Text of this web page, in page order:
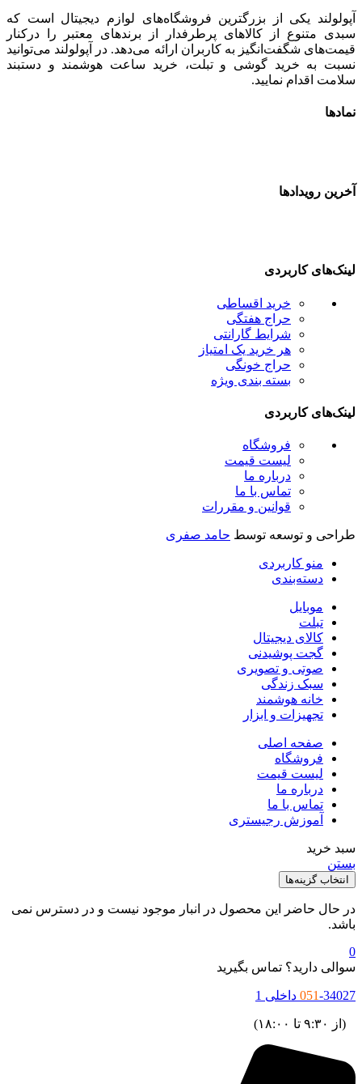
آپولولند یکی از بزرگترین فروشگاه‌های لوازم دیجیتال است که
سبدی متنوع از کالاهای پرطرفدار از برندهای معتبر را درکنار
قیمت‌های شگفت‌انگیز به کاربران ارائه می‌دهد. در آپولولند می‌توانید
نسبت به خرید گوشی و تبلت، خرید ساعت هوشمند و دستبند
سلامت اقدام نمایید.
نمادها
آخرین رویدادها
لینک‌های کاربردی
خرید اقساطی
حراج هفتگی
شرایط گارانتی
هر خرید یک امتیاز
حراج خونگی
بسته بندی ویژه
لینک‌های کاربردی
فروشگاه
لیست قیمت
درباره ما
تماس با ما
قوانین و مقررات
طراحی و توسعه توسط حامد صفری
منو کاربردی
دسته‌بندی
موبایل
تبلت
کالای دیجیتال
گجت پوشیدنی
صوتی و تصویری
سبک زندگی
خانه هوشمند
تجهیزات و ابزار
صفحه اصلی
فروشگاه
لیست قیمت
درباره ما
تماس با ما
آموزش رجیستری
سبد خرید
بستن
انتخاب گزینه‌ها
در حال حاضر این محصول در انبار موجود نیست و در دسترس نمی
باشد.
0
سوالی دارید؟ تماس بگیرید
051-34027 داخلی 1
(از ۹:۳۰ تا ۱۸:۰۰)